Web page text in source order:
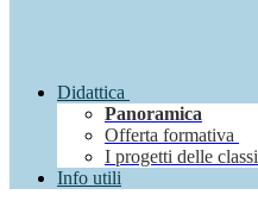
Didattica
Panoramica
Offerta formativa
I progetti delle classi
Info utili